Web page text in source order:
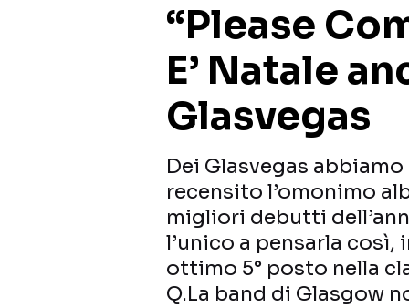
“Please
E’ Natale
Glasvegas
Dei Glasvegas
recensito l’omonimo
migliori debutti
l’unico a pensarla
ottimo 5° posto nella
Q.La band di Glasgow